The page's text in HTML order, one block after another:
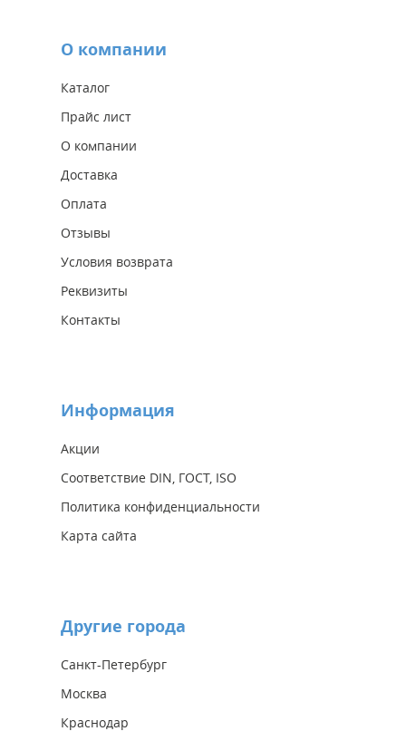
О компании
Каталог
Прайс лист
О компании
Доставка
Оплата
Отзывы
Условия возврата
Реквизиты
Контакты
Информация
Акции
Соответствие DIN, ГОСТ, ISO
Политика конфиденциальности
Карта сайта
Другие города
Санкт-Петербург
Москва
Краснодар